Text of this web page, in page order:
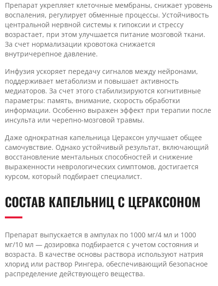
Препарат укрепляет клеточные мембраны, снижает уровень
воспаления, регулирует обменные процессы. Устойчивость
центральной нервной системы к гипоксии и стрессу
возрастает, при этом улучшается питание мозговой ткани.
За счет нормализации кровотока снижается
внутричерепное давление.
Инфузия ускоряет передачу сигналов между нейронами,
поддерживает метаболизм и повышает активность
медиаторов. За счет этого стабилизируются когнитивные
параметры: память, внимание, скорость обработки
информации. Особенно выражен эффект при терапии после
инсульта или черепно-мозговой травмы.
Даже однократная капельница Цераксон улучшает общее
самочувствие. Однако устойчивый результат, включающий
восстановление ментальных способностей и снижение
выраженности неврологических симптомов, достигается
курсом, который подбирает специалист.
СОСТАВ КАПЕЛЬНИЦ С ЦЕРАКСОНОМ
Препарат выпускается в ампулах по 1000 мг/4 мл и 1000
мг/10 мл — дозировка подбирается с учетом состояния и
возраста. В качестве основы раствора используют натрия
хлорид или раствор Рингера, обеспечивающий безопасное
распределение действующего вещества.